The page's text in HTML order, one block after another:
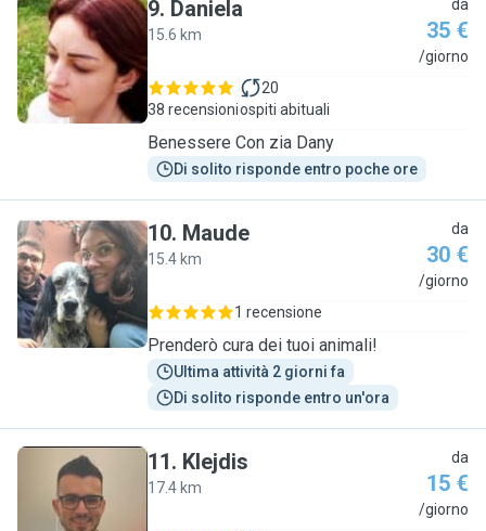
D
9. Daniela
15.6 km
da
35 €
/giorno
38 recensioni
20
ospiti abituali
Benessere Con zia Dany
Di solito risponde entro poche ore
M
10. Maude
15.4 km
da
30 €
/giorno
1 recensione
Prenderò cura dei tuoi animali!
Ultima attività 2 giorni fa
Di solito risponde entro un'ora
K
11. Klejdis
17.4 km
da
15 €
/giorno